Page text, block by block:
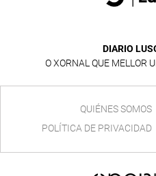
DIARIO
O XORNAL QUE MELLOR
QUIÉNES SOMOS
POLÍTICA DE PRIVACIDAD